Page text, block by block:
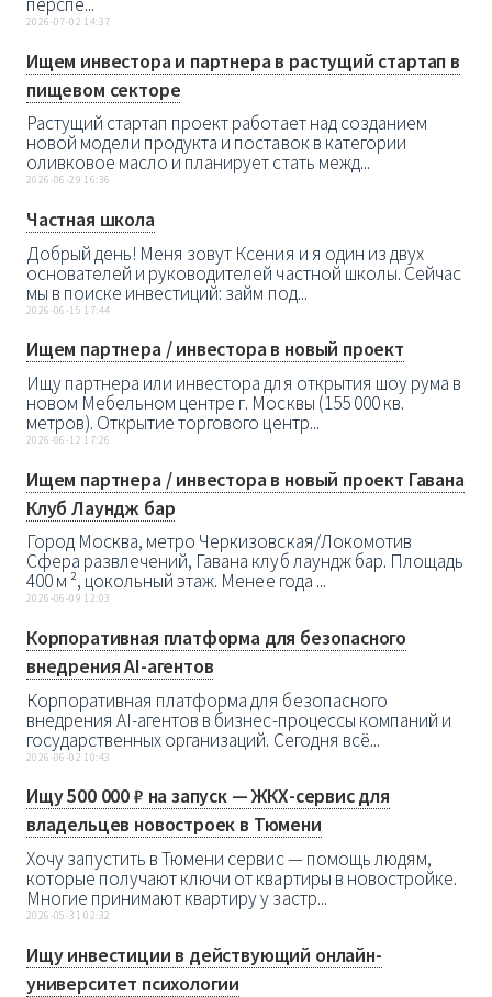
2026-07-02 14:37
Ищем инвестора и партнера в растущий стартап в
пищевом секторе
Растущий стартап проект работает над созданием
новой модели продукта и поставок в категории
оливковое масло и планирует стать межд...
2026-06-29 16:36
Частная школа
Добрый день! Меня зовут Ксения и я один из двух
основателей и руководителей частной школы. Сейчас
мы в поиске инвестиций: займ под...
2026-06-15 17:44
Ищем партнера / инвестора в новый проект
Ищу партнера или инвестора для открытия шоу рума в
новом Мебельном центре г. Москвы (155 000 кв.
метров). Открытие торгового центр...
2026-06-12 17:26
Ищем партнера / инвестора в новый проект Гавана
Клуб Лаундж бар
Город Москва, метро Черкизовская/Локомотив
Сфера развлечений, Гавана клуб лаундж бар. Площадь
400 м ², цокольный этаж. Менее года ...
2026-06-09 12:03
Корпоративная платформа для безопасного
внедрения AI-агентов
Корпоративная платформа для безопасного
внедрения AI-агентов в бизнес-процессы компаний и
государственных организаций. Сегодня всё...
2026-06-02 10:43
Ищу 500 000 ₽ на запуск — ЖКХ-сервис для
владельцев новостроек в Тюмени
Хочу запустить в Тюмени сервис — помощь людям,
которые получают ключи от квартиры в новостройке.
Многие принимают квартиру у застр...
2026-05-31 02:32
Ищу инвестиции в действующий онлайн-
университет психологии